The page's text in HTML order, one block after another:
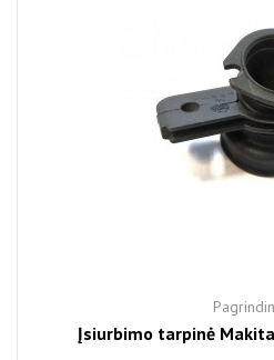
Įsiurbimo tarpinė